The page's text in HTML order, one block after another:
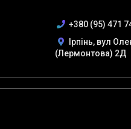
+380 (95) 471
Ірпінь, вул
(Лермонтова) 2Д